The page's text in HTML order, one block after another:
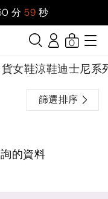
分 58 秒
女鞋涼鞋迪士尼系
0
篩選排序
的資料